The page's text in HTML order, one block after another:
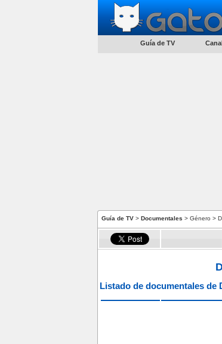
Guía de TV
Guía de TV > Documentales > Género >
Listado de documentales de